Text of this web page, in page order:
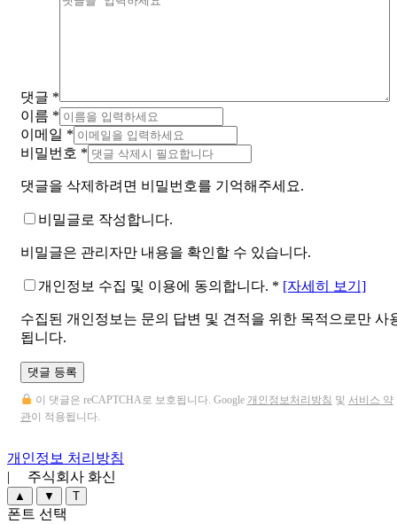
댓글 *
이름 *
이메일 *
비밀번호 *
댓글을 삭제하려면 비밀번호를 기억해주세요.
비밀글로 작성합니다.
비밀글은 관리자만 내용을 확인할 수 있습니다.
개인정보 수집 및 이용에 동의합니다. * [자세히 보기]
수집된 개인정보는 문의 답변 및 견적을 위한 목적으로만 사
됩니다.
댓글 등록
이 댓글은 reCAPTCHA로 보호됩니다. Google 개인정보처리방침 및 서비스 약
관이 적용됩니다.
개인정보 처리방침
| 주식회사 화신
▲ ▼ T
폰트 선택